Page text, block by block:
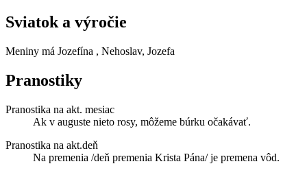
Sviatok a výročie
Meniny má Jozefína , Nehoslav, Jozefa
Pranostiky
Pranostika na akt. mesiac
Ak v auguste nieto rosy, môžeme búrku očakávať.
Pranostika na akt.deň
Na premenia /deň premenia Krista Pána/ je premena vôd.